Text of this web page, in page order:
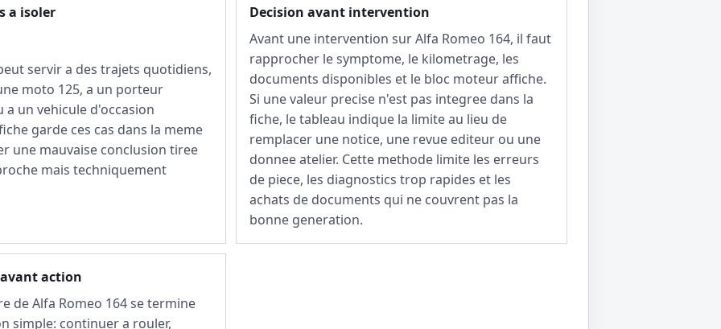
a isoler
servir a des trajets quotidiens,
moto 125, a un porteur
a un vehicule d'occasion
garde ces cas dans la meme
une mauvaise conclusion tiree
mais techniquement
Decision avant intervention
Avant une intervention sur Alfa Romeo 164, il faut
rapprocher le symptome, le kilometrage, les
documents disponibles et le bloc moteur affiche.
Si une valeur precise n'est pas integree dans la
fiche, le tableau indique la limite au lieu de
remplacer une notice, une revue editeur ou une
donnee atelier. Cette methode limite les erreurs
de piece, les diagnostics trop rapides et les
achats de documents qui ne couvrent pas la
bonne generation.
action
de Alfa Romeo 164 se termine
simple: continuer a rouler,